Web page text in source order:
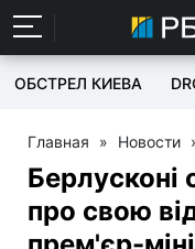
ОБСТРЕЛ КИЕВА
Главная » Новости
Берлусконі
про свою